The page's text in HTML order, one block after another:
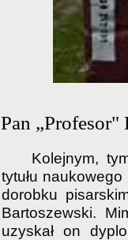
Pan „Profesor"
Kolejnym,
tytułu
dorobku
Bartoszewski.
uzyskał on